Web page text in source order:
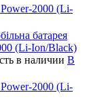
Power-2000 (Li-
батарея
(Li-Ion/Black)
в наличии В
Power-2000 (Li-